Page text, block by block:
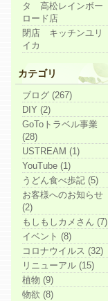
タ 高松レインボー
ロード店
閉店 キッチンユリ
イカ
カテゴリ
ブログ (267)
DIY (2)
GoToトラベル事業
(28)
USTREAM (1)
YouTube (1)
うどん食べ歩記 (5)
お客様へのお知らせ
(2)
もしもしカメさん (7)
イベント (8)
コロナウイルス (32)
リニューアル (15)
植物 (9)
物欲 (8)